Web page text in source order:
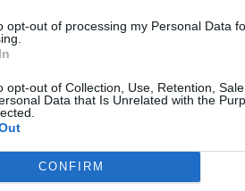
opt-out of processing my Personal Data
opt-out of Collection, Use, Retention,
Data that Is Unrelated with the
CONFIRM
over Ter Stegen’
zich